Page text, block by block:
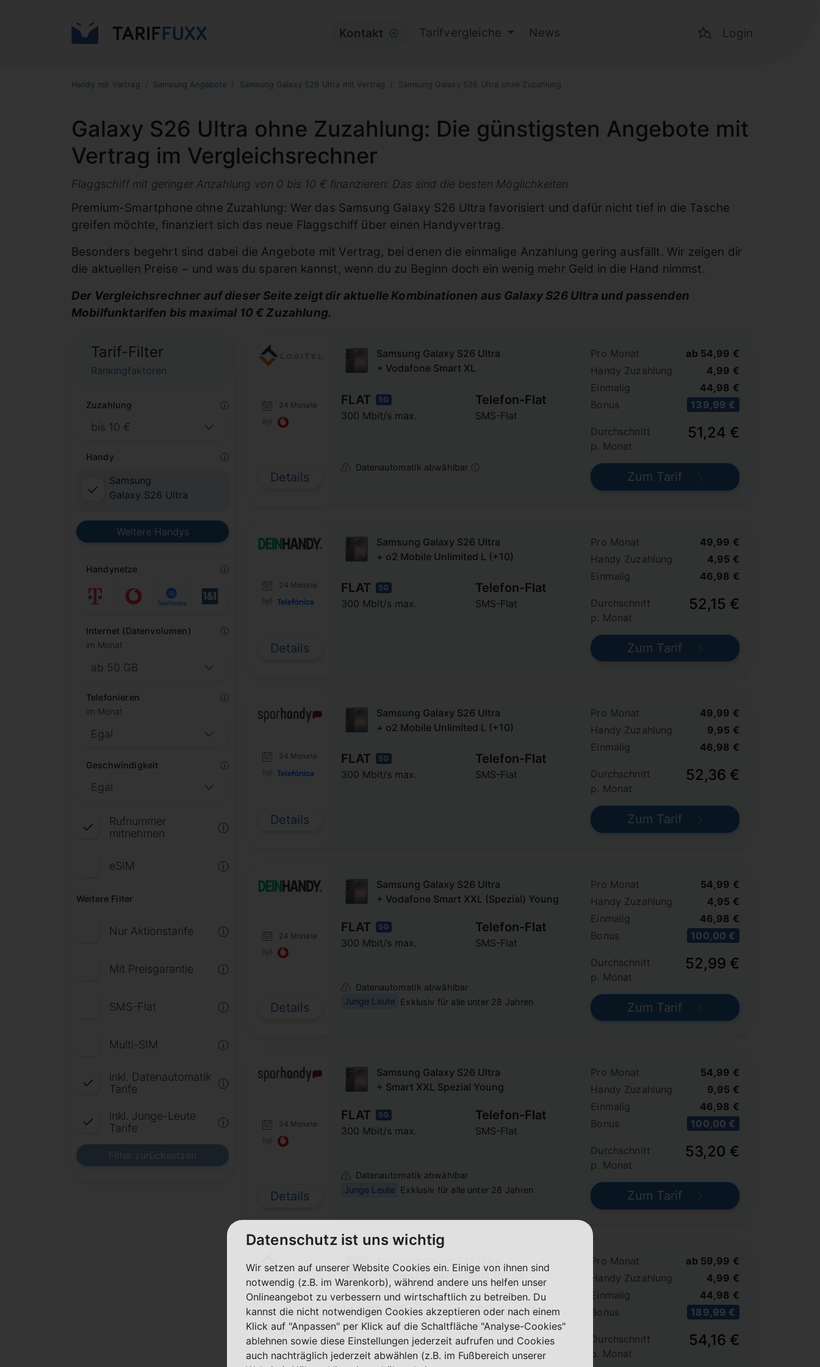
Kontakt ⦿ Tarifvergleiche News Login
Handy mit Vertrag Samsung Angebote Samsung Galaxy S26 Ultra mit Vertrag Samsung Galaxy S26 Ultra ohne Zuzahlung
Galaxy S26 Ultra ohne Zuzahlung: Die günstigsten Angebote mit
Vertrag im Vergleichsrechner
Flaggschiff mit geringer Anzahlung von 0 bis 10 € finanzieren: Das sind die besten Möglichkeiten
Premium-Smartphone ohne Zuzahlung: Wer das Samsung Galaxy S26 Ultra favorisiert und dafür nicht tief in die Tasche
greifen möchte, finanziert sich das neue Flaggschiff über einen Handyvertrag.
Besonders begehrt sind dabei die Angebote mit Vertrag, bei denen die einmalige Anzahlung gering ausfällt. Wir zeigen dir
die aktuellen Preise − und was du sparen kannst, wenn du zu Beginn doch ein wenig mehr Geld in die Hand nimmst.
Der Vergleichsrechner auf dieser Seite zeigt dir aktuelle Kombinationen aus Galaxy S26 Ultra und passenden
Mobilfunktarifen bis maximal 10 € Zuzahlung.
Tarif-Filter
Rankingfaktoren
Zuzahlung ⓘ
Handy ⓘ
Samsung
Galaxy S26 Ultra
Weitere Handys
Handynetze ⓘ
Internet (Datenvolumen)
ⓘ
im Monat
Telefonieren
ⓘ
im Monat
Geschwindigkeit ⓘ
Rufnummer
mitnehmen
ⓘ
eSIM ⓘ
Weitere Filter
Nur Aktionstarife ⓘ
Mit Preisgarantie ⓘ
SMS-Flat ⓘ
Multi-SIM ⓘ
inkl. Datenautomatik
Tarife
ⓘ
inkl. Junge-Leute
Tarife
ⓘ
Filter zurücksetzen
24 Monate
Details
Samsung Galaxy S26 Ultra
+ Vodafone Smart XL
FLAT 5G
300 Mbit/s max.
Telefon-Flat
SMS-Flat
Datenautomatik abwählbar ⓘ
Pro Monat
Handy Zuzahlung
Einmalig
Bonus
ab 54,99 €
4,99 €
44,98 €
139,99 €
Durchschnitt
p. Monat
51,24 €
Zum Tarif
24 Monate
Details
Samsung Galaxy S26 Ultra
+ o2 Mobile Unlimited L (+10)
FLAT 5G
300 Mbit/s max.
Telefon-Flat
SMS-Flat
Pro Monat
Handy Zuzahlung
Einmalig
49,99 €
4,95 €
46,98 €
Durchschnitt
p. Monat
52,15 €
Zum Tarif
24 Monate
Details
Samsung Galaxy S26 Ultra
+ o2 Mobile Unlimited L (+10)
FLAT 5G
300 Mbit/s max.
Telefon-Flat
SMS-Flat
Pro Monat
Handy Zuzahlung
Einmalig
49,99 €
9,95 €
46,98 €
Durchschnitt
p. Monat
52,36 €
Zum Tarif
24 Monate
Details
Samsung Galaxy S26 Ultra
+ Vodafone Smart XXL (Spezial) Young
FLAT 5G
300 Mbit/s max.
Telefon-Flat
SMS-Flat
Datenautomatik abwählbar
Junge Leute
Exklusiv für alle unter 28 Jahren
Pro Monat
Handy Zuzahlung
Einmalig
Bonus
54,99 €
4,95 €
46,98 €
100,00 €
Durchschnitt
p. Monat
52,99 €
Zum Tarif
24 Monate
Details
Samsung Galaxy S26 Ultra
+ Smart XXL Spezial Young
FLAT 5G
300 Mbit/s max.
Telefon-Flat
SMS-Flat
Datenautomatik abwählbar
Junge Leute
Exklusiv für alle unter 28 Jahren
Pro Monat
Handy Zuzahlung
Einmalig
Bonus
54,99 €
9,95 €
46,98 €
100,00 €
Durchschnitt
p. Monat
53,20 €
Zum Tarif
24 Monate
+ freenet Telekom Allnet 140 GB
140 GB 5G
100 Mbit/s max.
Telefon-Flat
SMS-Flat
Pro Monat
Handy Zuzahlung
Einmalig
Bonus
ab 59,99 €
4,99 €
44,98 €
189,99 €
Durchschnitt
p. Monat
54,16 €
Datenschutz ist uns wichtig
Wir setzen auf unserer Website Cookies ein. Einige von ihnen sind
notwendig (z.B. im Warenkorb), während andere uns helfen unser
Onlineangebot zu verbessern und wirtschaftlich zu betreiben. Du
kannst die nicht notwendigen Cookies akzeptieren oder nach einem
Klick auf "Anpassen" per Klick auf die Schaltfläche "Analyse-Cookies"
ablehnen sowie diese Einstellungen jederzeit aufrufen und Cookies
auch nachträglich jederzeit abwählen (z.B. im Fußbereich unserer